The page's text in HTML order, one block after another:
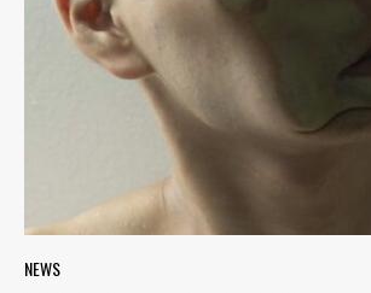
NEWS